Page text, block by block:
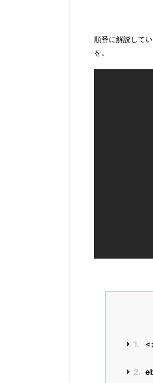
順番に解説して
を。
1.
2.